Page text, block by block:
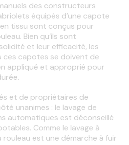
des constructeurs
équipés d’une capote
tissu sont conçus pour
Bien qu’ils sont
et leur efficacité, les
capotes se doivent de
appliqué et approprié pour
et de propriétaires de
unanimes : le lavage de
automatiques est déconseillé
Comme le lavage à
rouleau est une démarche à fuir